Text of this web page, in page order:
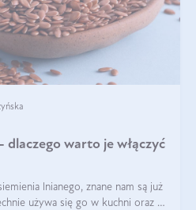
dlaczego warto je włączyć
lnianego, znane nam są już
używa się go w kuchni oraz w